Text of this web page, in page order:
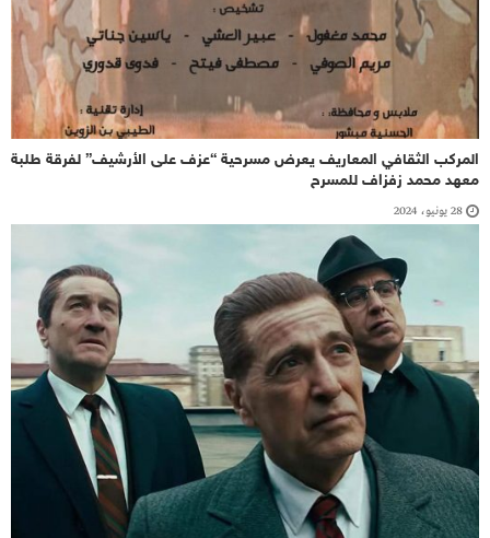
المركب الثقافي المعاريف يعرض مسرحية “عزف على الأرشيف” لفرقة طلبة
معهد محمد زفزاف للمسرح
28 يونيو، 2024